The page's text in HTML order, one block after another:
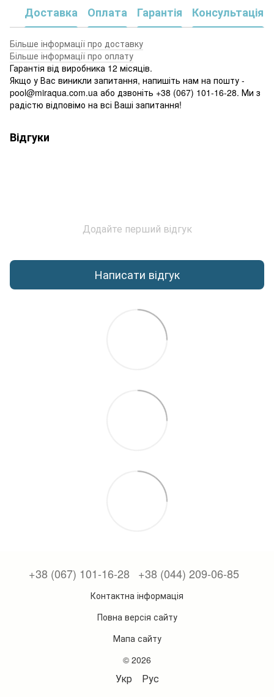
Доставка Оплата Гарантія Консультація
Більше інформації про доставку
Більше інформації про оплату
Гарантія від виробника 12 місяців.
Якщо у Вас виникли запитання, напишіть нам на пошту -
pool@miraqua.com.ua або дзвоніть +38 (067) 101-16-28. Ми з
радістю відповімо на всі Ваші запитання!
Відгуки
Додайте перший відгук
Написати відгук
+38 (067) 101-16-28 +38 (044) 209-06-85
Контактна інформація
Повна версія сайту
Мапа сайту
© 2026
Укр Рус